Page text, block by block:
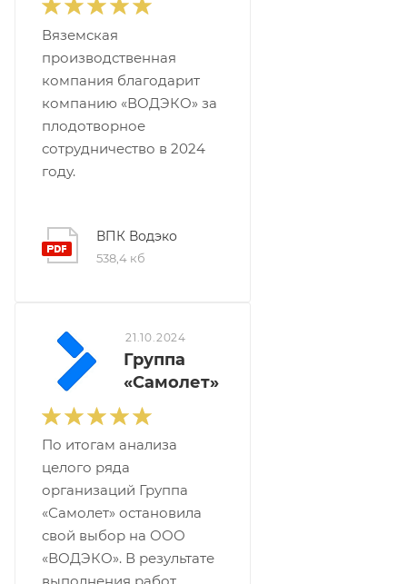
Вяземская
производственная
компания благодарит
компанию «ВОДЭКО» за
плодотворное
сотрудничество в 2024
году.
ВПК Водэко
538,4 кб
21.10.2024
Группа
«Самолет»
По итогам анализа
целого ряда
организаций Группа
«Самолет» остановила
свой выбор на ООО
«ВОДЭКО». В результате